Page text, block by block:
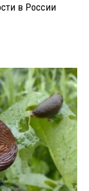
в России